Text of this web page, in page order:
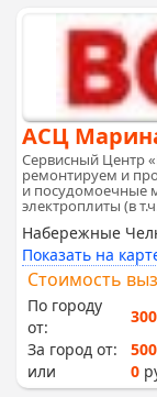
АСЦ
Сервисный Центр
ремонтируем и
и посудомоечные
электроплиты (в
Набережные
Показать на
Стоимость
По городу
от:
300
За город от:
500
или
0